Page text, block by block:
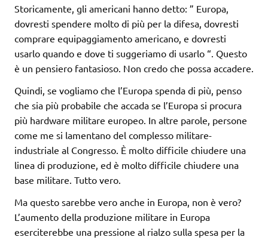
Storicamente, gli americani hanno detto: ” Europa,
dovresti spendere molto di più per la difesa, dovresti
comprare equipaggiamento americano, e dovresti
usarlo quando e dove ti suggeriamo di usarlo “. Questo
è un pensiero fantasioso. Non credo che possa accadere.
Quindi, se vogliamo che l’Europa spenda di più, penso
che sia più probabile che accada se l’Europa si procura
più hardware militare europeo. In altre parole, persone
come me si lamentano del complesso militare-
industriale al Congresso. È molto difficile chiudere una
linea di produzione, ed è molto difficile chiudere una
base militare. Tutto vero.
Ma questo sarebbe vero anche in Europa, non è vero?
L’aumento della produzione militare in Europa
eserciterebbe una pressione al rialzo sulla spesa per la